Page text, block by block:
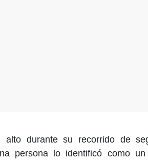
alto durante su recorrido de
persona lo identificó como un